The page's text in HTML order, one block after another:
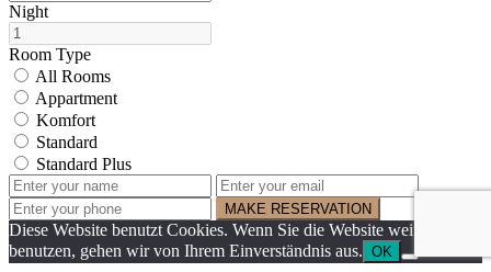
Night
Room Type
All Rooms
Appartment
Komfort
Standard
Standard Plus
MAKE RESERVATION
Diese Website benutzt Cookies. Wenn Sie die Website weiter
benutzen, gehen wir von Ihrem Einverständnis aus. OK